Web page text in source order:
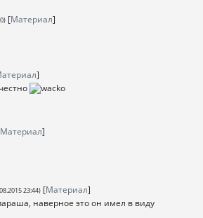
[Материал]
]
Материал]
23:44) [Материал]
наверное это он имел в виду